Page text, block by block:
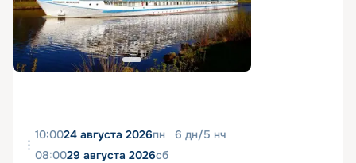
10:0024 августа 2026пн 6 дн/5 нч
08:0029 августа 2026сб